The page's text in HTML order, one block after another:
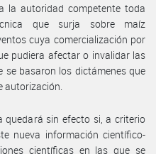
la autoridad competente toda
que surja sobre maíz
cuya comercialización por
pudiera afectar o invalidar las
se basaron los dictámenes que
autorización.
quedará sin efecto si, a criterio
nueva información científico-
científicas en las que se